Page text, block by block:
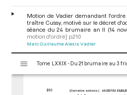
Motion de Vadier demandant
traître Cussy, motivé sur le décret
séance du 24 brumaire an II (14
motion d'ordre] p.210
Marc Guillaume Alexis Vadier
s